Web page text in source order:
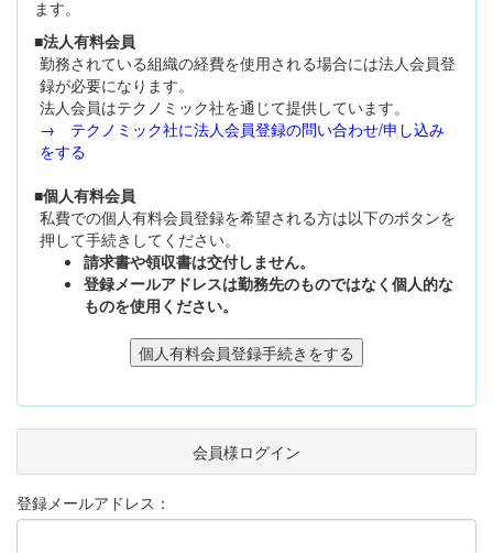
ます。
■法人有料会員
勤務されている組織の経費を使用される場合には法人会員登
録が必要になります。
法人会員はテクノミック社を通じて提供しています。
→ テクノミック社に法人会員登録の問い合わせ/申し込み
をする
■個人有料会員
私費での個人有料会員登録を希望される方は以下のボタンを
押して手続きしてください。
請求書や領収書は交付しません。
登録メールアドレスは勤務先のものではなく個人的な
ものを使用ください。
会員様ログイン
登録メールアドレス：